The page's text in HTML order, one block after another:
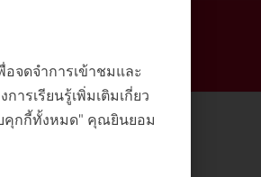
จดจำการเข้าชมและ
รเรียนรู้เพิ่มเติมเกี่ยว
คุกกี้ทั้งหมด" คุณยินยอม
งแต่วันจันทร์ถึงวันศุกร์